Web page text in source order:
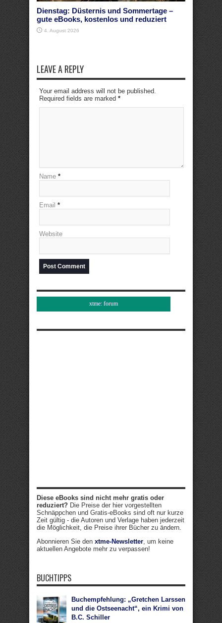
Dienstag: Düsternis und Sommertage –
gute eBooks, kostenlos und reduziert
4. August 2026
LEAVE A REPLY
Your email address will not be published.
Required fields are marked *
Name *
Email *
Website
xtme: forum
Diese eBooks sind nicht mehr gratis oder
reduziert? Die Preise der hier vorgestellten
Schnäppchen und Gratis-eBooks sind oft nur kurze
Zeit gültig - die Autoren und Verlage haben jederzeit
die Möglichkeit, die Preise ihrer Bücher zu ändern.
Abonnieren Sie den xtme-Newsletter, um keine
aktuellen Angebote mehr zu verpassen!
BUCHTIPPS
Buchempfehlung: „Gretchen Larssen
und die Ostseenacht“, ein Krimi von
B.C. Schiller